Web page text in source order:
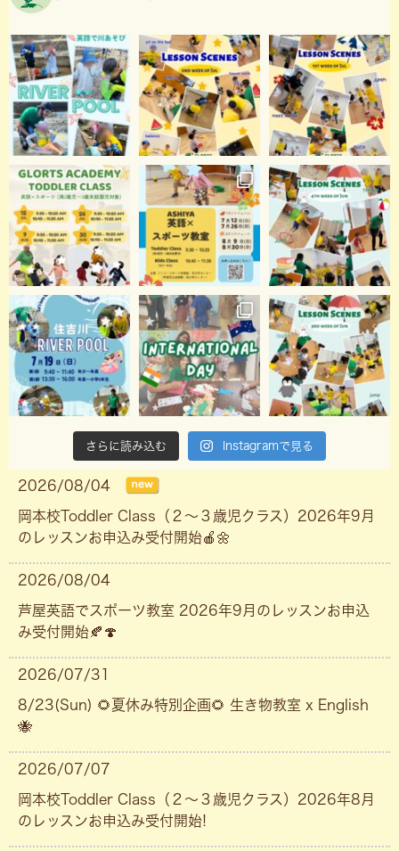
さらに読み込む Instagramで見る
2026/08/04
岡本校Toddler Class（２〜３歳児クラス）2026年9月
のレッスンお申込み受付開始🍎🌼
2026/08/04
芦屋英語でスポーツ教室 2026年9月のレッスンお申込
み受付開始🍂🍄
2026/07/31
8/23(Sun) 🌻夏休み特別企画🌻 生き物教室 x English
🐝
2026/07/07
岡本校Toddler Class（２〜３歳児クラス）2026年8月
のレッスンお申込み受付開始!